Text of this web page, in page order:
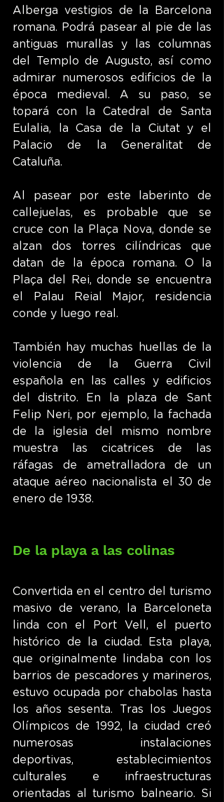
Alberga vestigios de la Barcelona
romana. Podrá pasear al pie de las
antiguas murallas y las columnas
del Templo de Augusto, así como
admirar numerosos edificios de la
época medieval. A su paso, se
topará con la Catedral de Santa
Eulalia, la Casa de la Ciutat y el
Palacio de la Generalitat de
Cataluña.
Al pasear por este laberinto de
callejuelas, es probable que se
cruce con la Plaça Nova, donde se
alzan dos torres cilíndricas que
datan de la época romana. O la
Plaça del Rei, donde se encuentra
el Palau Reial Major, residencia
conde y luego real.
También hay muchas huellas de la
violencia de la Guerra Civil
española en las calles y edificios
del distrito. En la plaza de Sant
Felip Neri, por ejemplo, la fachada
de la iglesia del mismo nombre
muestra las cicatrices de las
ráfagas de ametralladora de un
ataque aéreo nacionalista el 30 de
enero de 1938.
De la playa a las colinas
Convertida en el centro del turismo
masivo de verano, la Barceloneta
linda con el Port Vell, el puerto
histórico de la ciudad. Esta playa,
que originalmente lindaba con los
barrios de pescadores y marineros,
estuvo ocupada por chabolas hasta
los años sesenta. Tras los Juegos
Olímpicos de 1992, la ciudad creó
numerosas instalaciones
deportivas, establecimientos
culturales e infraestructuras
orientadas al turismo balneario. Si